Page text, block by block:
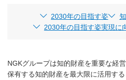
2030年の目指す姿
2030年の目指す姿実現に
NGKグループは知的財産を重要な経
保有する知的財産を最大限に活用す